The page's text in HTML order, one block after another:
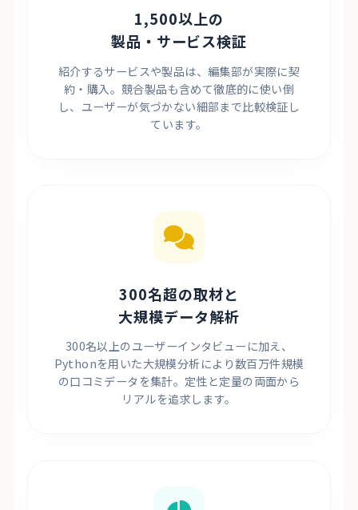
1,500以上の
製品・サービス検証
紹介するサービスや製品は、編集部が実際に契
約・購入。競合製品も含めて徹底的に使い倒
し、ユーザーが気づかない細部まで比較検証し
ています。
300名超の取材と
大規模データ解析
300名以上のユーザーインタビューに加え、
Pythonを用いた大規模分析により数百万件規模
の口コミデータを集計。定性と定量の両面から
リアルを追求します。